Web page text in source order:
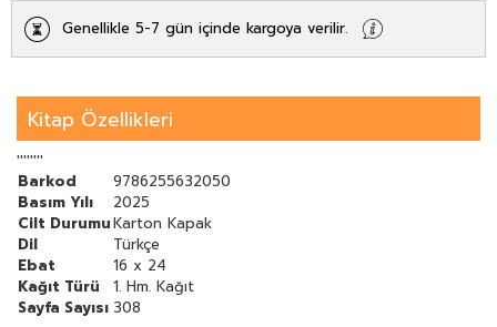
Genellikle 5-7 gün içinde kargoya verilir.
Kitap Özellikleri
''''''''
Barkod
9786255632050
Basım Yılı
2025
Cilt DurumuKarton Kapak
Dil
Türkçe
Ebat
16 x 24
Kağıt Türü
1. Hm. Kağıt
Sayfa Sayısı 308